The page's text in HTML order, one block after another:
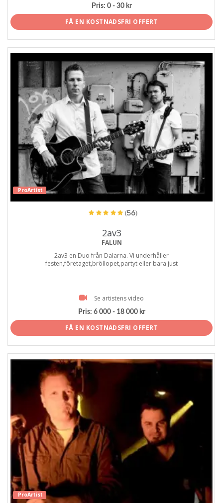
Pris: 0 - 30 kr
FÅ EN KOSTNADSFRI OFFERT
ProArtist
(56)
2av3
FALUN
2av3 en Duo från Dalarna. Vi underhåller
festen,företaget,bröllopet,partyt eller bara just
Se artistens video
Pris: 6 000 - 18 000 kr
FÅ EN KOSTNADSFRI OFFERT
ProArtist